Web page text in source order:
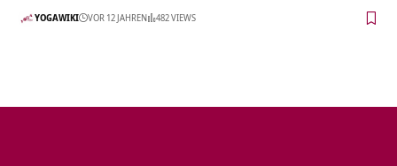
YOGAWIKI VOR 12 JAHREN 482 VIEWS